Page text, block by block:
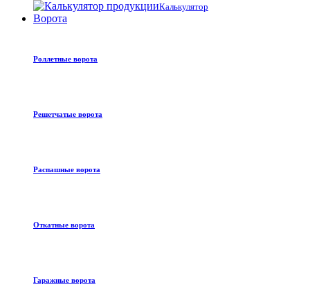
Калькулятор
Ворота
Роллетные ворота
Решетчатые ворота
Распашные ворота
Откатные ворота
Гаражные ворота